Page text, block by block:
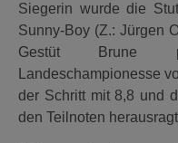
Siegerin wurde die
Sunny-Boy (Z.: Jürgen
Gestüt Brune
Landeschampionesse
der Schritt mit 8,8 und
den Teilnoten